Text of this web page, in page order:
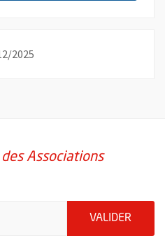
2025
Associations
VALIDER